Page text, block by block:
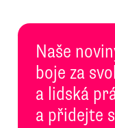
Naše
boje za
a lidská
a přidejte